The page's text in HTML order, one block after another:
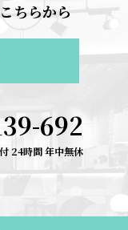
ちらから
692
24時間 年中無休